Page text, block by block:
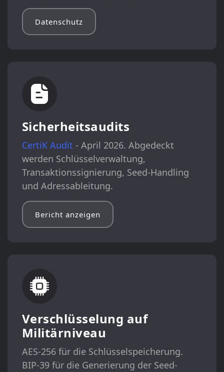
Datenschutz
Sicherheitsaudits
CertiK Audit - April 2026. Abgedeckt
werden Schlüsselverwaltung,
Transaktionssignierung, Seed-Handling
und Adressableitung.
Bericht anzeigen
Verschlüsselung auf
Militärniveau
AES-256 für die Schlüsselspeicherung.
BIP-39 für die Generierung der Seed-